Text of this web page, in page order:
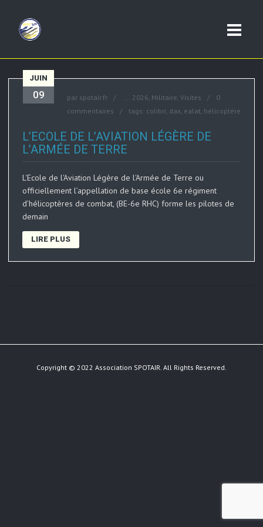
JUIN
09 par spotair.fr .... 2026, Militaire, Visites
0
commentaires
tags: colibri, dax, ealat, hélicoptère
L’ECOLE DE L’AVIATION LÉGÈRE DE
L’ARMÉE DE TERRE
L'Ecole de l'Aviation Légère de l'Armée de Terre ou
officiellement l’appellation de base école 6e régiment
d’hélicoptères de combat, (BE-6e RHC) forme les pilotes de
demain
LIRE PLUS
Copyright © 2022 Association SPOTAIR. All Rights Reserved.